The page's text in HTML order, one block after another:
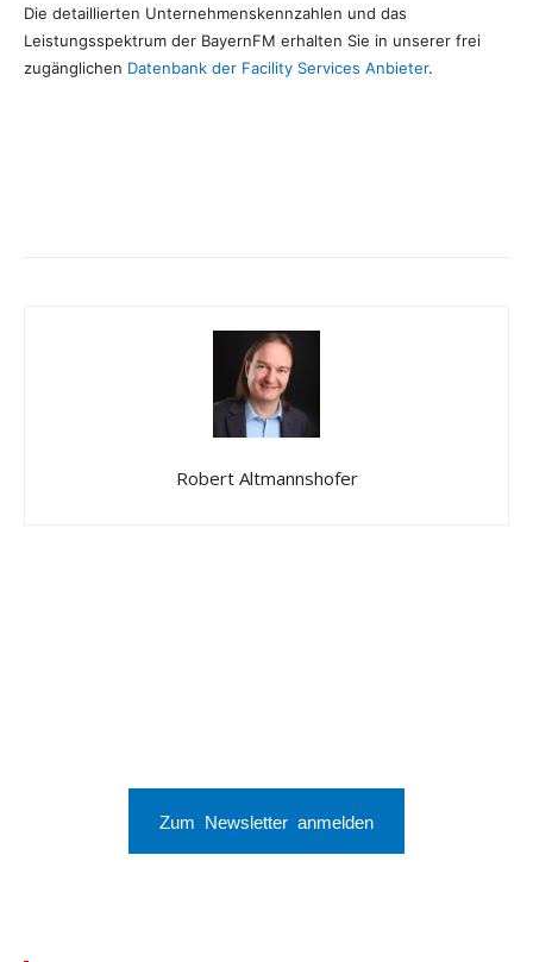
Die detaillierten Unternehmenskennzahlen und das
Leistungsspektrum der BayernFM erhalten Sie in unserer frei
zugänglichen Datenbank der Facility Services Anbieter.
Robert Altmannshofer
Zum Newsletter anmelden